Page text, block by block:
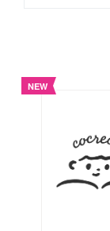
NEW